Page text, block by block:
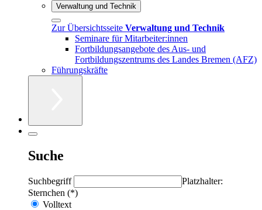
Verwaltung und Technik
Zur Übersichtsseite Verwaltung und Technik
Seminare für Mitarbeiter:innen
Fortbildungsangebote des Aus- und
Fortbildungszentrums des Landes Bremen (AFZ)
Führungskräfte
Suche
Suchbegriff
Platzhalter:
Sternchen (*)
Volltext